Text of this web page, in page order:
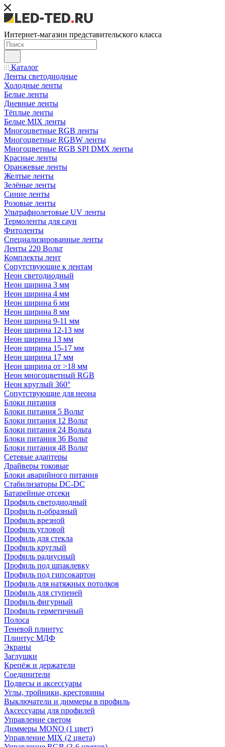
Интернет-магазин представительского класса
Каталог
Ленты светодиодные
Холодные ленты
Белые ленты
Дневные ленты
Тёплые ленты
Белые MIX ленты
Многоцветные RGB ленты
Многоцветные RGBW ленты
Многоцветные RGB SPI DMX ленты
Красные ленты
Оранжевые ленты
Желтые ленты
Зелёные ленты
Синие ленты
Розовые ленты
Ультрафиолетовые UV ленты
Термоленты для саун
Фитоленты
Специализированные ленты
Ленты 220 Вольт
Комплекты лент
Сопутствующие к лентам
Неон светодиодный
Неон ширина 3 мм
Неон ширина 4 мм
Неон ширина 6 мм
Неон ширина 8 мм
Неон ширина 9-11 мм
Неон ширина 12-13 мм
Неон ширина 13 мм
Неон ширина 15-17 мм
Неон ширина 17 мм
Неон ширина от >18 мм
Неон многоцветный RGB
Неон круглый 360°
Сопутствующие для неона
Блоки питания
Блоки питания 5 Вольт
Блоки питания 12 Вольт
Блоки питания 24 Вольта
Блоки питания 36 Вольт
Блоки питания 48 Вольт
Сетевые адаптеры
Драйверы токовые
Блоки аварийного питания
Стабилизаторы DC-DC
Батарейные отсеки
Профиль светодиодный
Профиль п-образный
Профиль врезной
Профиль угловой
Профиль для стекла
Профиль круглый
Профиль радиусный
Профиль под шпаклевку
Профиль под гипсокартон
Профиль для натяжных потолков
Профиль для ступеней
Профиль фигурный
Профиль герметичный
Полоса
Теневой плинтус
Плинтус МДФ
Экраны
Заглушки
Крепёж и держатели
Соединители
Подвесы и аксессуары
Углы, тройники, крестовины
Выключатели и диммеры в профиль
Аксессуары для профилей
Управление светом
Диммеры MONO (1 цвет)
Управление MIX (2 цвета)